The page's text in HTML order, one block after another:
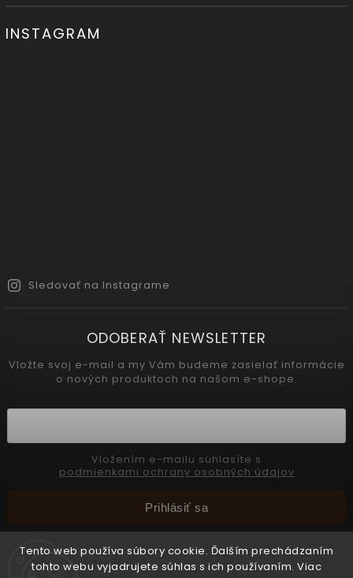
Tento web používa súbory cookie. Ďalším prechádzaním
tohto webu vyjadrujete súhlas s ich používaním. Viac
INSTAGRAM
Sledovať na Instagrame
ODOBERAŤ NEWSLETTER
Vložte svoj e-mail a my Vám budeme zasielať informácie
o nových produktoch na našom e-shope.
podmienkami ochrany osobných údajov
Prihlásiť sa
Copyright 2026INTERMEDIC SK. Všetky práva vyhradené.